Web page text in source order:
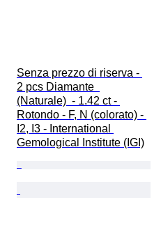
Senza prezzo di riserva -
2 pcs Diamante
(Naturale)  - 1.42 ct -
Rotondo - F, N (colorato) -
I2, I3 - International
Gemological Institute (IGI)